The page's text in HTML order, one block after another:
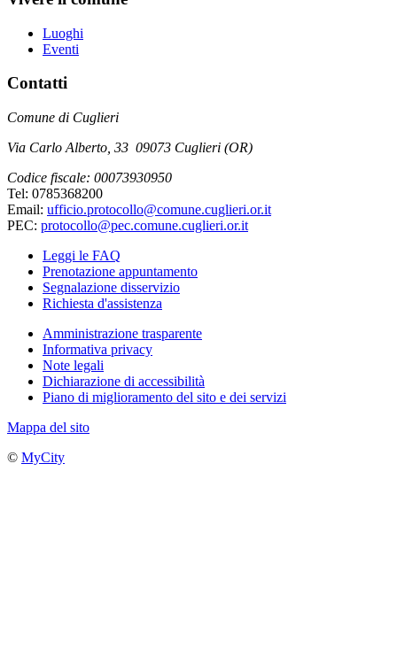
Luoghi
Eventi
Contatti
Comune di Cuglieri
Via Carlo Alberto, 33 09073 Cuglieri (OR)
Codice fiscale: 00073930950
Tel: 0785368200
Email: ufficio.protocollo@comune.cuglieri.or.it
PEC: protocollo@pec.comune.cuglieri.or.it
Leggi le FAQ
Prenotazione appuntamento
Segnalazione disservizio
Richiesta d'assistenza
Amministrazione trasparente
Informativa privacy
Note legali
Dichiarazione di accessibilità
Piano di miglioramento del sito e dei servizi
Mappa del sito
© MyCity